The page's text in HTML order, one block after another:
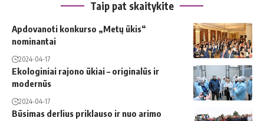
Taip pat skaitykite
Apdovanoti konkurso „Metų ūkis“
nominantai
2024-04-17
Ekologiniai rajono ūkiai – originalūs ir
modernūs
2024-04-17
Būsimas derlius priklauso ir nuo arimo